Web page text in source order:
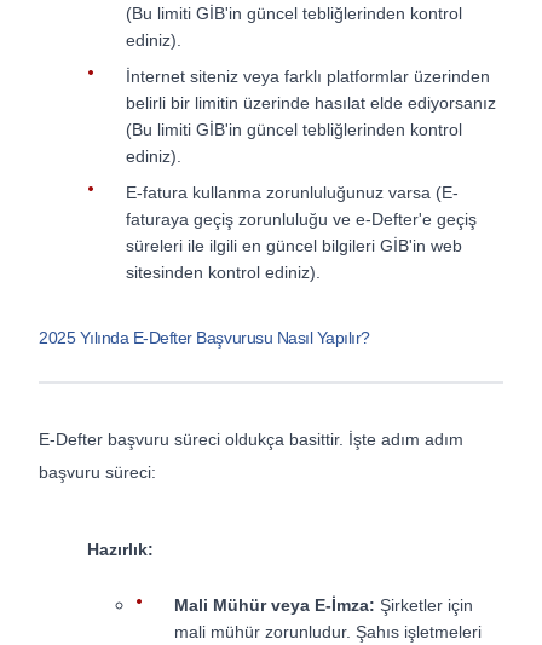
(Bu limiti GİB'in güncel tebliğlerinden kontrol
ediniz).
İnternet siteniz veya farklı platformlar üzerinden
belirli bir limitin üzerinde hasılat elde ediyorsanız
(Bu limiti GİB'in güncel tebliğlerinden kontrol
ediniz).
E-fatura kullanma zorunluluğunuz varsa (E-
faturaya geçiş zorunluluğu ve e-Defter'e geçiş
süreleri ile ilgili en güncel bilgileri GİB'in web
sitesinden kontrol ediniz).
2025 Yılında E-Defter Başvurusu Nasıl Yapılır?
E-Defter başvuru süreci oldukça basittir. İşte adım adım
başvuru süreci:
Hazırlık:
Mali Mühür veya E-İmza: Şirketler için
mali mühür zorunludur. Şahıs işletmeleri